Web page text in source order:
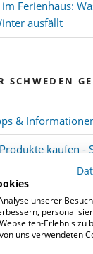
Ferienhaus:
ausfällt
SCHWEDEN
&
kaufen -
unserer
Erlebnis zu
uns verwendeten